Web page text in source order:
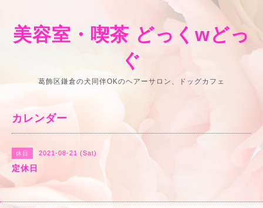
美容室・喫茶 どっくwどっ
ぐ
葛飾区鎌倉の犬同伴OKのヘアーサロン、ドッグカフェ
カレンダー
休日 2021-08-21 (Sat)
定休日